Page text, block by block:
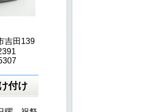
吉田139
付け